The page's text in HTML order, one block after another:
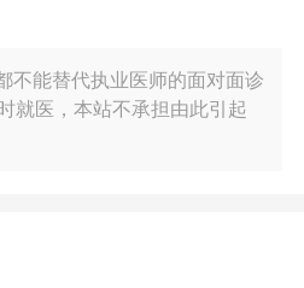
不能替代执业医师的面对面诊
就医，本站不承担由此引起